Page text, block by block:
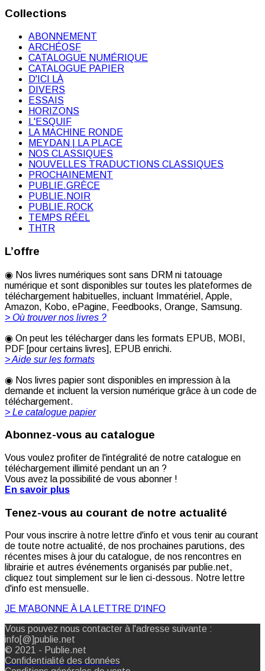
Collections
ABONNEMENT
ARCHÉOSF
CATALOGUE NUMÉRIQUE
CATALOGUE PAPIER
D'ICI LÀ
DIVERS
ESSAIS
HORIZONS
L'ESQUIF
LA MACHINE RONDE
MEYDAN | LA PLACE
NOS CLASSIQUES
NOUVELLES TRADUCTIONS CLASSIQUES
PROCHAINEMENT
PUBLIE.GRÈCE
PUBLIE.NOIR
PUBLIE.ROCK
TEMPS RÉEL
THTR
L’offre
◉ Nos livres numériques sont sans DRM ni tatouage
numérique et sont disponibles sur toutes les plateformes de
téléchargement habituelles, incluant Immatériel, Apple,
Amazon, Kobo, ePagine, Feedbooks, Orange, Samsung.
> Où trouver nos livres ?
◉ On peut les télécharger dans les formats EPUB, MOBI,
PDF [pour certains livres], EPUB enrichi.
> Aide sur les formats
◉ Nos livres papier sont disponibles en impression à la
demande et incluent la version numérique grâce à un code de
téléchargement.
> Le catalogue papier
Abonnez-vous au catalogue
Vous voulez profiter de l'intégralité de notre catalogue en
téléchargement illimité pendant un an ?
Vous avez la possibilité de vous abonner !
En savoir plus
Tenez-vous au courant de notre actualité
Pour vous inscrire à notre lettre d'info et vous tenir au courant
de toute notre actualité, de nos prochaines parutions, des
récentes mises à jour du catalogue, de nos rencontres en
librairie et autres événements organisés par publie.net,
cliquez tout simplement sur le lien ci-dessous. Notre lettre
d'info est mensuelle.
JE M'ABONNE À LA LETTRE D'INFO
Vous pouvez nous contacter à l'adresse suivante :
info[@]publie.net
© 2021 - Publie.net
Confidentialité des données